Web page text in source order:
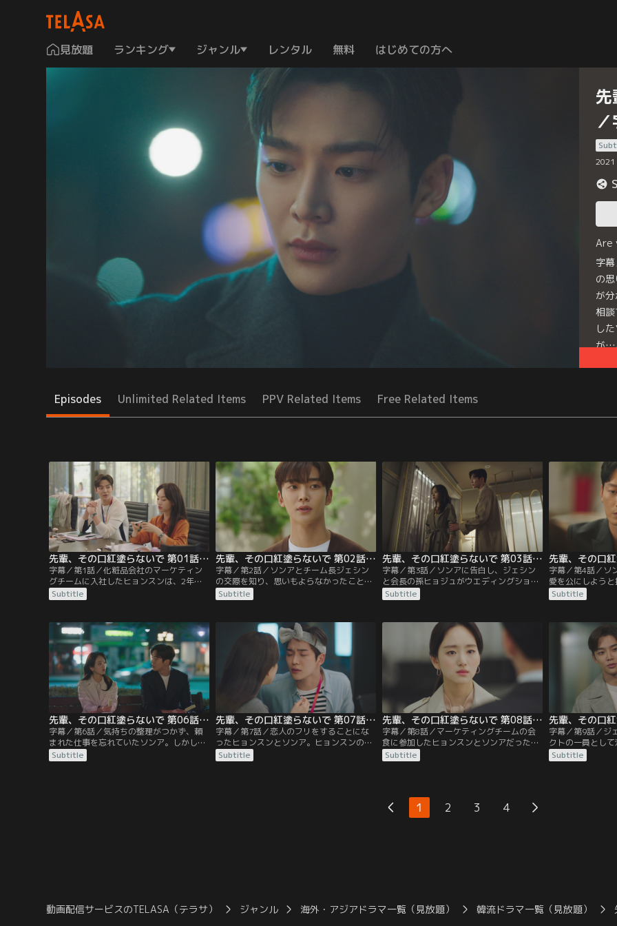
見放題 ランキング ジャンル レンタル 無料 はじめての方へ
2021
Are
字
の
が
相
し
が…
Episodes Unlimited Related Items PPV Related Items Free Related Items
先輩、その口紅塗らないで 第01話／字幕
字幕／第1話／化粧品会社のマーケティン
グチームに入社したヒョンスンは、2年先
輩のソンアに片思い中だが、なかなかうま
くいかない。そんなある日、ヒョンスンの
が集まる。誰かから連絡を受けたソンアは
席を外し、心配したヒョンスンは後を追う
が…。
Subtitle
先輩、その口紅塗らないで 第02話／字幕
字幕／第2話／ソンアとチーム長ジェシン
の交際を知り、思いもよらなかったことに
深く落ち込んでいたヒョンスン。そんな
中、姉ジスンのウエディングショップでジ
横にいたのはソンアではなく違う女性だっ
た。一方、ソンアはジェシンとの結婚を考
Subtitle
先輩、その口紅塗らないで 第03話／字幕
字幕／第3話／ソンアに告白し、ジェシン
と会長の孫ヒョジュがウエディングショッ
プに来店した現場をソンアに見せたヒョン
スン。しかし、驚きを隠せないソンアは、
逆上し、ヒョンスンの気持ちを拒否する。
一方、ジェシンにはヒョジュと結婚せざる
を得ない理由があった。
Subtitle
字幕／第4話／ソ
愛を公にしよう
突然のことに驚
う。落ち込むソ
らいいか尋ねる
ンは、自分とつ
Subtitle
先輩、その口紅塗らないで 第06話／字幕
字幕／第6話／気持ちの整理がつかず、頼
まれた仕事を忘れていたソンア。しかし、
ヒョンスンが代わりに処理をしてくれたお
かげで事なきを得る。そして、ソンアは自
Subtitle
先輩、その口紅塗らないで 第07話／字幕
字幕／第7話／恋人のフリをすることにな
ったヒョンスンとソンア。ヒョンスンのせ
いでソンアに振られたと思っているジェシ
ンは、会議でわざとヒョンスンに嫌がらせ
Subtitle
先輩、その口紅塗らないで 第08話／字幕
字幕／第8話／マーケティングチームの会
食に参加したヒョンスンとソンアだった
が、ユ課長のひと言によりヒョンスンは社
内に好きな人がいると疑われる。一方、ジ
ント会場へ1人で下見に行くが、そこへジ
ェシンが現れ…。
Subtitle
字幕／第9話／ジ
クトの一員とし
ソンアだが、ジ
ず返答に困る。
Subtitle
1 2 3 4
動画配信サービスのTELASA（テラサ） ジャンル 海外・アジアドラマ一覧（見放題） 韓流ドラマ一覧（見放題）